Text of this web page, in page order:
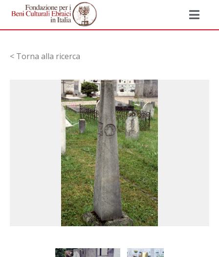
< Torna alla ricerca